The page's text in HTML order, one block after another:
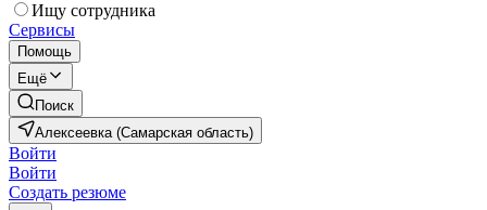
Ищу сотрудника
Сервисы
Помощь
Ещё
Поиск
Алексеевка (Самарская область)
Войти
Войти
Создать резюме